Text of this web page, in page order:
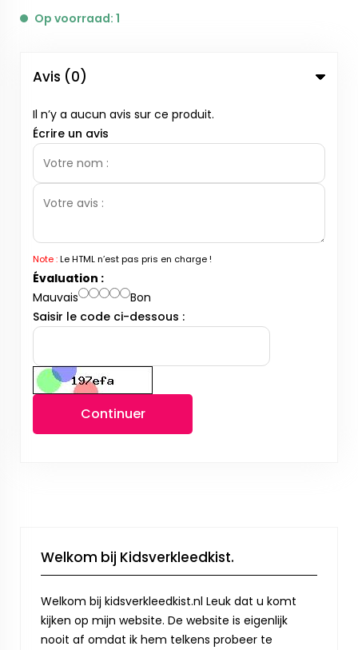
Op voorraad: 1
Avis (0)
Il n’y a aucun avis sur ce produit.
Écrire un avis
Note :Le HTML n’est pas pris en charge !
Évaluation :
Mauvais
Bon
Saisir le code ci-dessous :
Continuer
Welkom bij Kidsverkleedkist.
Welkom bij kidsverkleedkist.nl Leuk dat u komt
kijken op mijn website. De website is eigenlijk
nooit af omdat ik hem telkens probeer te